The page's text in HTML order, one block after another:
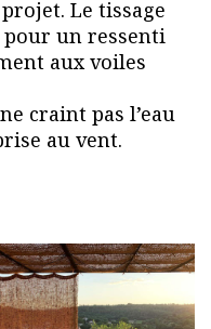
Le tissage
un ressenti
aux voiles
craint pas l’eau
au vent.